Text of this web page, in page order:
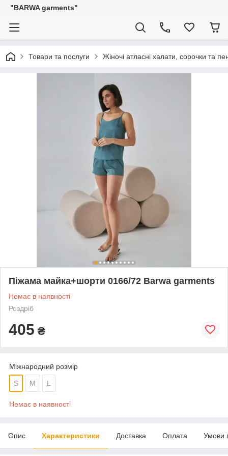
"BARWA garments"
Товари та послуги Жіночі атласні халати, сорочки та
Піжама майка+шорти 0166/72 Barwa garments
Немає в наявності
Роздріб
405 ₴
Міжнародний розмір
S M L
Немає в наявності
Опис Характеристики Доставка Оплата Умови